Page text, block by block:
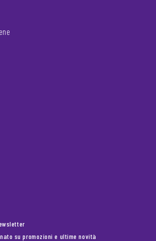
su promozioni e ultime novità